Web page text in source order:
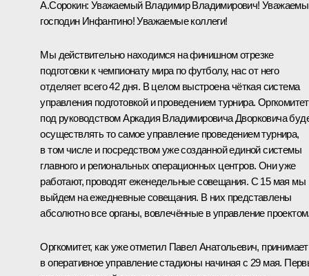
А.Сорокин: Уважаемый Владимир Владимирович!
господин Инфантино! Уважаемые коллеги!
Мы действительно находимся на финишном отрезке
подготовки к чемпионату мира по футболу, нас от него
отделяет всего 42 дня. В целом выстроена чёткая система
управления подготовкой и проведением турнира. Оргкомитет
под руководством Аркадия Владимировича Дворковича
осуществлять то самое управление проведением турнира,
в том числе и посредством уже созданной единой системы
главного и региональных операционных центров. Они уже
работают, проводят еженедельные совещания. С 15 мая мы
выйдем на ежедневные совещания. В них представлены
абсолютно все органы, вовлечённые в управление
Оргкомитет, как уже отметил Павел Анатольевич, принимает
в оперативное управление стадионы начиная с 29 мая.